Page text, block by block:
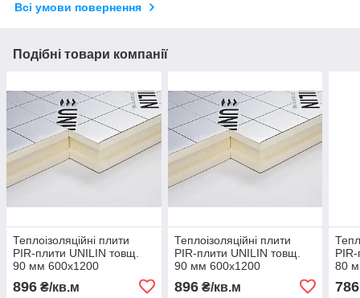
Всі умови повернення
Подібні товари компанії
Теплоізоляційні плити
PIR-плити UNILIN товщ.
90 мм 600х1200
896 ₴/кв.м
Теплоізоляційні плити
PIR-плити UNILIN товщ.
90 мм 600х1200
896₴/кв.м
80
786